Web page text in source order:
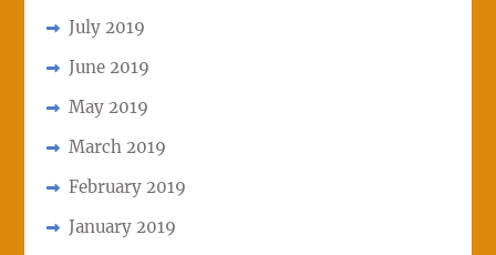
July 2019
June 2019
May 2019
March 2019
February 2019
January 2019